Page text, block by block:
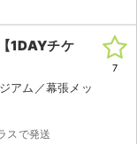
1DAYチケ
アム／幕張メッ
スで発送
7